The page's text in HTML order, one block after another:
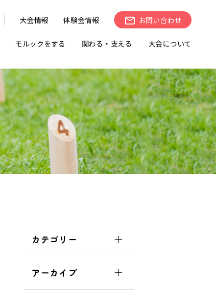
大会情報 体験会情報 お問い合わせ
モルックをする 関わる・支える 大会について
カテゴリー
アーカイブ